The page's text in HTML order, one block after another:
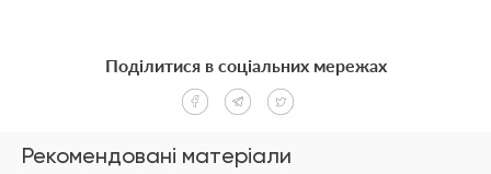
Рекомендовані матеріали
Поділитися в соціальних мережах